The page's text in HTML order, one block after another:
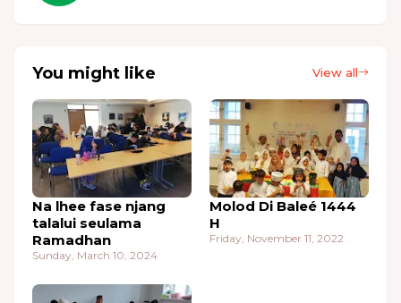
You might like View all
Na lhee fase njang
talalui seulama
Ramadhan
Sunday, March 10, 2024
Molod Di Baleé 1444
H
Friday, November 11, 2022